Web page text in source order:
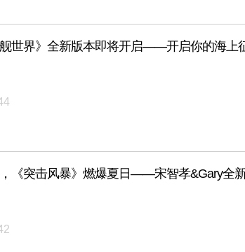
世界》全新版本即将开启——开启你的海上
《突击风暴》燃爆夏日——宋智孝&Gary全